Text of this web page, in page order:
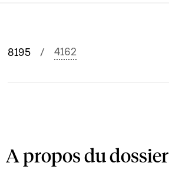
8195 4162
A propos du dossier